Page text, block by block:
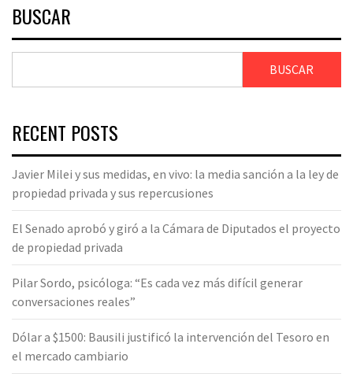
BUSCAR
BUSCAR
RECENT POSTS
Javier Milei y sus medidas, en vivo: la media sanción a la ley de
propiedad privada y sus repercusiones
El Senado aprobó y giró a la Cámara de Diputados el proyecto
de propiedad privada
Pilar Sordo, psicóloga: “Es cada vez más difícil generar
conversaciones reales”
Dólar a $1500: Bausili justificó la intervención del Tesoro en
el mercado cambiario